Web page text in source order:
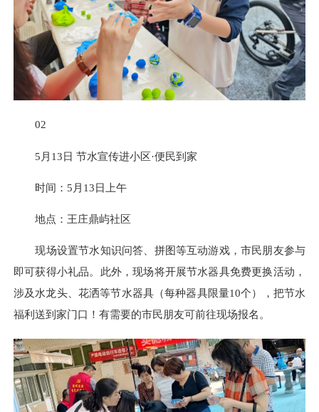
02
5月13日节水宣传进小区·便民到家
时间：5月13日上午
地点：王庄鼎屿社区
现场设置节水知识问答、拼图等互动游戏，市民朋友参与
即可获得小礼品。此外，现场将开展节水器具免费更换活动，
涉及水龙头、花洒等节水器具 （每种器具限量10个） ， 把节水
福利送到家门口！ 有需要的市民朋友可前往现场报名。